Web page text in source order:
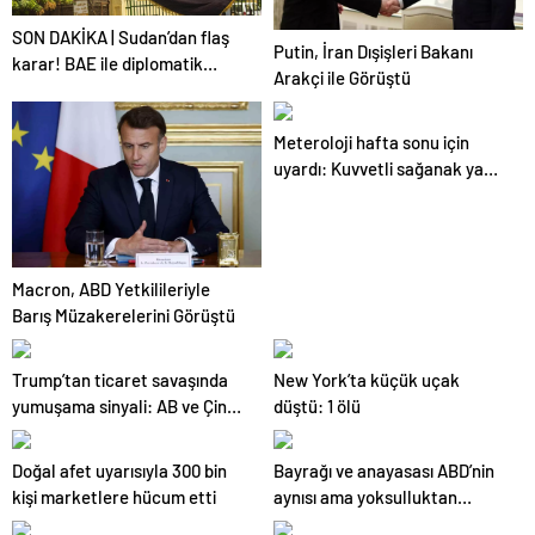
SON DAKİKA | Sudan’dan flaş
karar! BAE ile diplomatik
Putin, İran Dışişleri Bakanı
Arakçi ile Görüştü
Macron, ABD Yetkilileriyle
Barış Müzakerelerini Görüştü
Meteroloji hafta sonu için
uyardı: Kuvvetli sağanak yağış
Trump’tan ticaret savaşında
yumuşama sinyali: AB ve Çin
ile anlaşacağız
New York’ta küçük uçak
düştü: 1 ölü
Doğal afet uyarısıyla 300 bin
kişi marketlere hücum etti
Bayrağı ve anayasası ABD’nin
aynısı ama yoksulluktan
kırılıyorlar